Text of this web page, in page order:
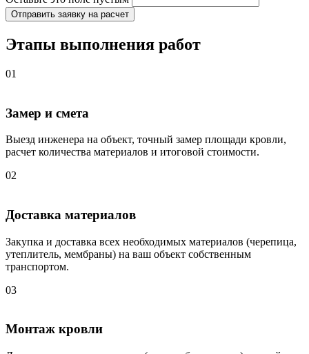
Отправить заявку на расчет
Этапы выполнения работ
01
Замер и смета
Выезд инженера на объект, точный замер площади кровли,
расчет количества материалов и итоговой стоимости.
02
Доставка материалов
Закупка и доставка всех необходимых материалов (черепица,
утеплитель, мембраны) на ваш объект собственным
транспортом.
03
Монтаж кровли